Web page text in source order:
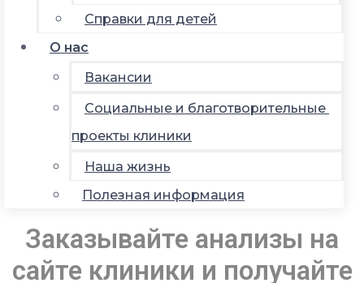
Справки для детей
О нас
Вакансии
Социальные и благотворительные
проекты клиники
Наша жизнь
Полезная информация
Заказывайте анализы на
сайте клиники и получайте